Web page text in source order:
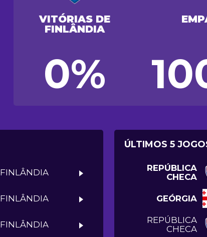
VITÓRIAS DE
FINLÂNDIA
0%
FINLÂNDIA
FINLÂNDIA
FINLÂNDIA
ÚLTIMOS 5
REPÚBLICA
CHECA
GEÓRGIA
REPÚBLICA
CHECA